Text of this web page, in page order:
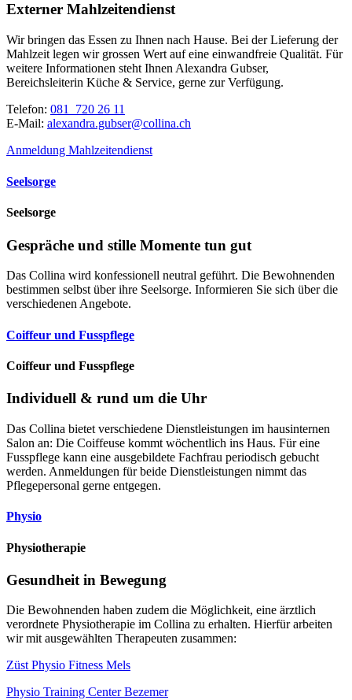
Externer Mahlzeitendienst
Wir bringen das Essen zu Ihnen nach Hause. Bei der Lieferung der
Mahlzeit legen wir grossen Wert auf eine einwandfreie Qualität. Für
weitere Informationen steht Ihnen Alexandra Gubser,
Bereichsleiterin Küche & Service, gerne zur Verfügung.
Telefon: 081 720 26 11
E-Mail: alexandra.gubser@collina.ch
Anmeldung Mahlzeitendienst
Seelsorge
Seelsorge
Gespräche und stille Momente tun gut
Das Collina wird konfessionell neutral geführt. Die Bewohnenden
bestimmen selbst über ihre Seelsorge. Informieren Sie sich über die
verschiedenen Angebote.
Coiffeur und Fusspflege
Coiffeur und Fusspflege
Individuell & rund um die Uhr
Das Collina bietet verschiedene Dienstleistungen im hausinternen
Salon an: Die Coiffeuse kommt wöchentlich ins Haus. Für eine
Fusspflege kann eine ausgebildete Fachfrau periodisch gebucht
werden. Anmeldungen für beide Dienstleistungen nimmt das
Pflegepersonal gerne entgegen.
Physio
Physiotherapie
Gesundheit in Bewegung
Die Bewohnenden haben zudem die Möglichkeit, eine ärztlich
verordnete Physiotherapie im Collina zu erhalten. Hierfür arbeiten
wir mit ausgewählten Therapeuten zusammen:
Züst Physio Fitness Mels
Physio Training Center Bezemer